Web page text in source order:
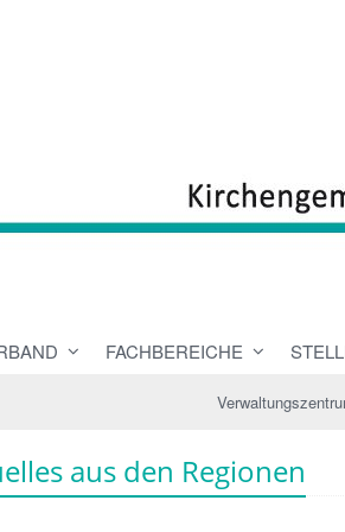
FACHBEREICHE
aus den Regionen